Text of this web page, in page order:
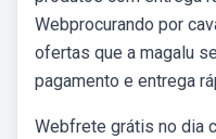
Webprocurando por
ofertas que a magalu
pagamento e entrega
Webfrete grátis no dia